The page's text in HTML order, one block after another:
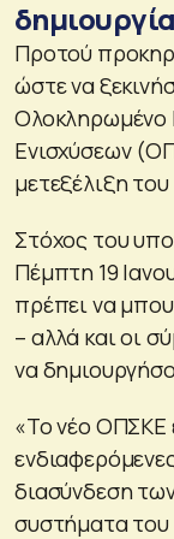
Προτού
ώστε να
Ολοκληρωμένο
Ενισχύσεων
μετεξέλιξη
Στόχος του
Πέμπτη 19
πρέπει να
– αλλά και οι
να
«Το νέο ΟΠΣΚΕ
διασύνδεση
συστήματα